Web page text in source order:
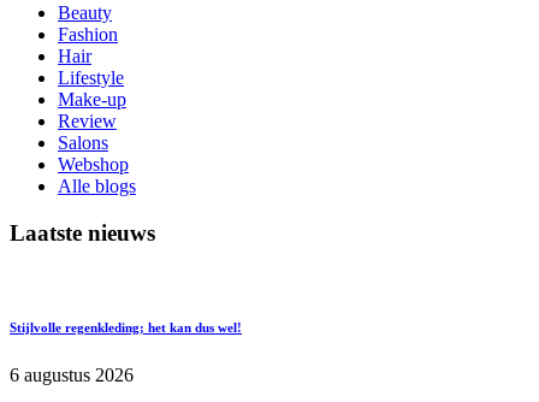
Beauty
Fashion
Hair
Lifestyle
Make-up
Review
Salons
Webshop
Alle blogs
Laatste nieuws
Stijlvolle regenkleding; het kan dus wel!
6 augustus 2026